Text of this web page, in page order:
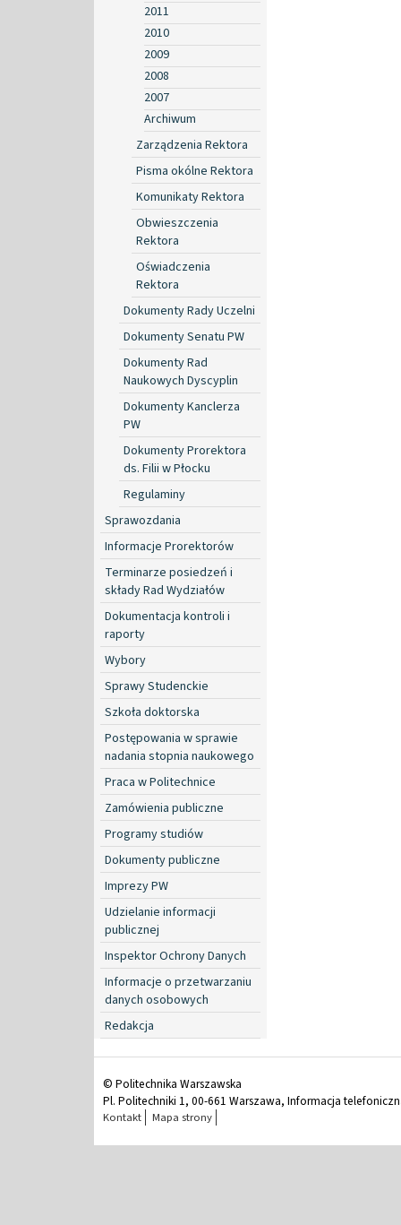
2011
2010
2009
2008
2007
Archiwum
Zarządzenia Rektora
Pisma okólne Rektora
Komunikaty Rektora
Obwieszczenia
Rektora
Oświadczenia
Rektora
Dokumenty Rady Uczelni
Dokumenty Senatu PW
Dokumenty Rad
Naukowych Dyscyplin
Dokumenty Kanclerza
PW
Dokumenty Prorektora
ds. Filii w Płocku
Regulaminy
Sprawozdania
Informacje Prorektorów
Terminarze posiedzeń i
składy Rad Wydziałów
Dokumentacja kontroli i
raporty
Wybory
Sprawy Studenckie
Szkoła doktorska
Postępowania w sprawie
nadania stopnia naukowego
Praca w Politechnice
Zamówienia publiczne
Programy studiów
Dokumenty publiczne
Imprezy PW
Udzielanie informacji
publicznej
Inspektor Ochrony Danych
Informacje o przetwarzaniu
danych osobowych
Redakcja
© Politechnika Warszawska
Pl. Politechniki 1, 00-661 Warszawa, Informacja
Kontakt Mapa strony